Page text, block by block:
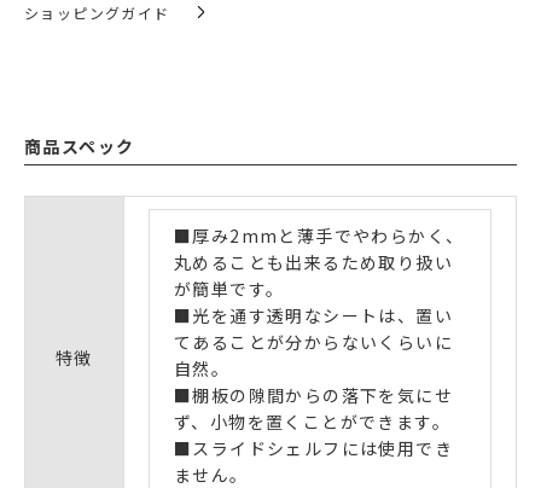
ショッピングガイド
商品スペック
特徴
■厚み2mmと薄手でやわらかく、
丸めることも出来るため取り扱い
が簡単です。
■光を通す透明なシートは、置い
てあることが分からないくらいに
自然。
■棚板の隙間からの落下を気にせ
ず、小物を置くことができます。
■スライドシェルフには使用でき
ません。